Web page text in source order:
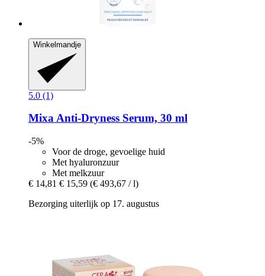
Winkelmandje
5.0 (1)
MixaAnti-​Dryness Serum, 30 ml
-5%
Voor de droge, gevoelige huid
Met hyaluronzuur
Met melkzuur
€ 14,81 € 15,59 (€ 493,67 / l)
Bezorging uiterlijk op 17. augustus